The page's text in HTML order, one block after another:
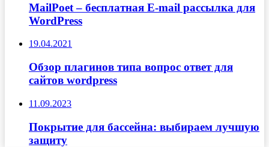
MailPoet – бесплатная E-mail рассылка для
WordPress
19.04.2021
Обзор плагинов типа вопрос ответ для
сайтов wordpress
11.09.2023
Покрытие для бассейна: выбираем лучшую
защиту